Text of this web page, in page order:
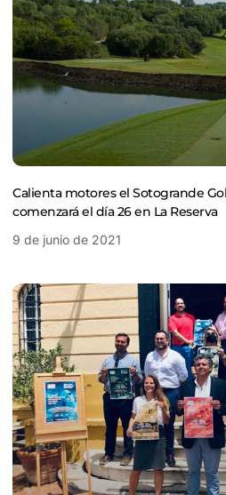
Calienta motores el Sotogrande
comenzará el día 26 en La Reserva
9 de junio de 2021